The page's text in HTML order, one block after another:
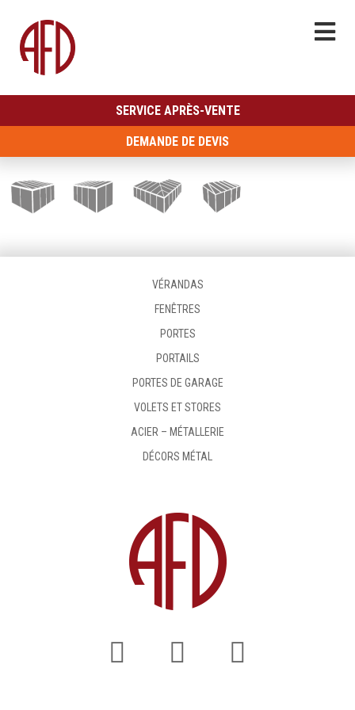
SERVICE APRÈS-VENTE
DEMANDE DE DEVIS
VÉRANDAS
FENÊTRES
PORTES
PORTAILS
PORTES DE GARAGE
VOLETS ET STORES
ACIER – MÉTALLERIE
DÉCORS MÉTAL